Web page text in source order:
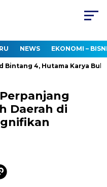
NEWS EKONOMI –
4, Hutama Karya
Daerah di